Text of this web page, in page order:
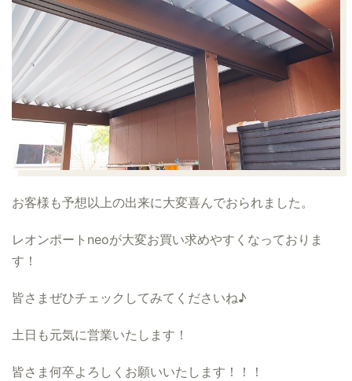
お客様も予想以上の出来に大変喜んでおられました。
レオンポートneoが大変お買い求めやすくなっておりま
す！
皆さまぜひチェックしてみてくださいね♪
土日も元気に営業いたします！
皆さま何卒よろしくお願いいたします！！！